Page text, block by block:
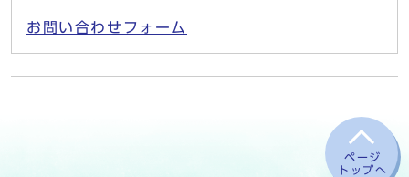
お問い合わせフォーム
ページ
トップへ